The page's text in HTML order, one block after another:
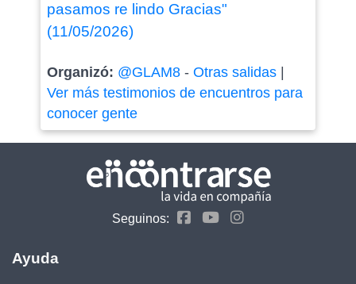
pasamos re lindo Gracias"
(11/05/2026)
Organizó: @GLAM8- Otras salidas|
Ver más testimonios de encuentros para
conocer gente
Seguinos:
Ayuda